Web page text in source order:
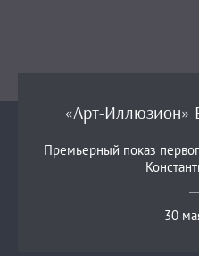
«Арт-Иллюзион»
Премьерный показ
30